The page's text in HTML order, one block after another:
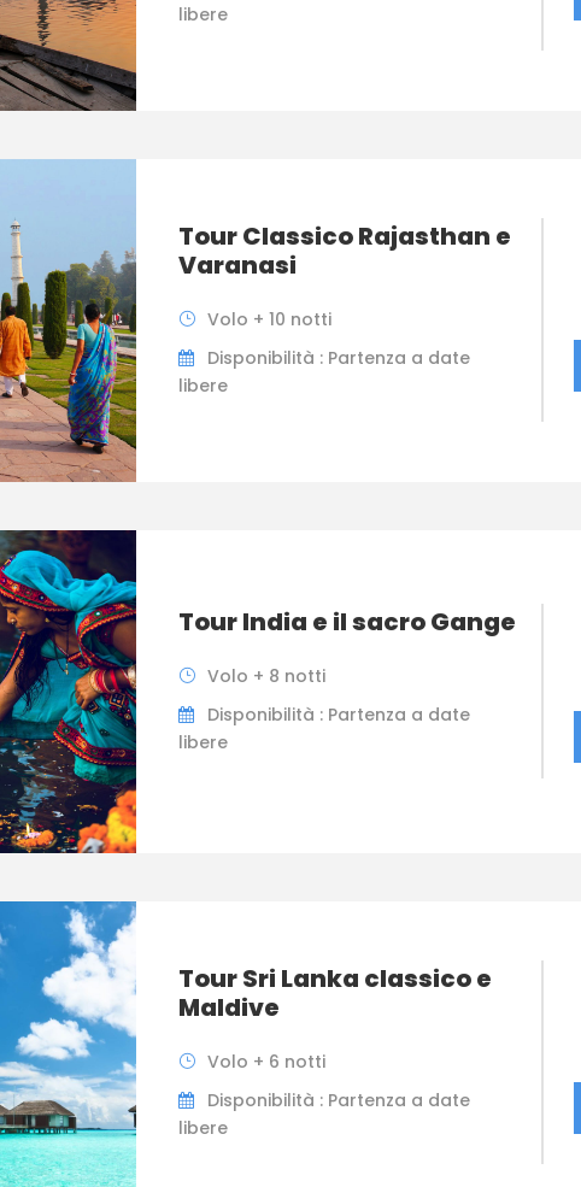
libere
Tour Classico Rajasthan e
Varanasi
Volo + 10 notti
Disponibilità : Partenza a date
libere
Tour India e il sacro Gange
Volo + 8 notti
Disponibilità : Partenza a date
libere
Tour Sri Lanka classico e
Maldive
Volo + 6 notti
Disponibilità : Partenza a date
libere